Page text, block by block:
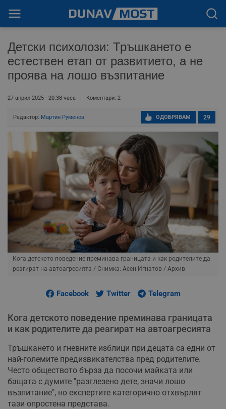
Детски психолози: Тръшкането е
естествен етап от развитието, а не
проява на лошо възпитание
27 април 2025 - 20:38 часа Коментари: 2
Редактор: Мартин Руменов 29
ОДОБРЯВАМ
Кога детското поведение преминава границата и как родителите да
реагират на автоагресията / Снимка: Асен Игнатов / Архив
Facebook Twitter Telegram
Кога детското поведение преминава границата
и как родителите да реагират на автоагресията
Тръшкането и гневните изблици при децата са едни от
най-големите предизвикателства пред родителите.
Често обществото бърза да посочи майката или
бащата с думите "разглезено дете, значи лошо
възпитание", но експертите категорично отхвърлят
тази опростена представа.